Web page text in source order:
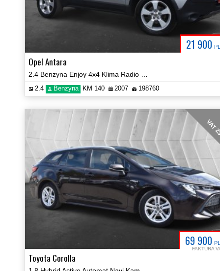
21 900
Opel Antara
2.4 Benzyna KM 140 2007 198760
69 900
FAKTURA
VAT
Toyota Corolla